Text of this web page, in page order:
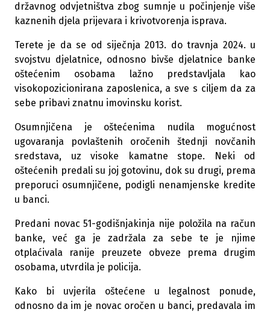
državnog odvjetništva zbog sumnje u počinjenje više
kaznenih djela prijevara i krivotvorenja isprava.
Terete je da se od siječnja 2013. do travnja 2024. u
svojstvu djelatnice, odnosno bivše djelatnice banke
oštećenim osobama lažno predstavljala kao
visokopozicionirana zaposlenica, a sve s ciljem da za
sebe pribavi znatnu imovinsku korist.
Osumnjičena je oštećenima nudila mogućnost
ugovaranja povlaštenih oročenih štednji novčanih
sredstava, uz visoke kamatne stope. Neki od
oštećenih predali su joj gotovinu, dok su drugi, prema
preporuci osumnjičene, podigli nenamjenske kredite
u banci.
Predani novac 51-godišnjakinja nije položila na račun
banke, već ga je zadržala za sebe te je njime
otplaćivala ranije preuzete obveze prema drugim
osobama, utvrdila je policija.
Kako bi uvjerila oštećene u legalnost ponude,
odnosno da im je novac oročen u banci, predavala im